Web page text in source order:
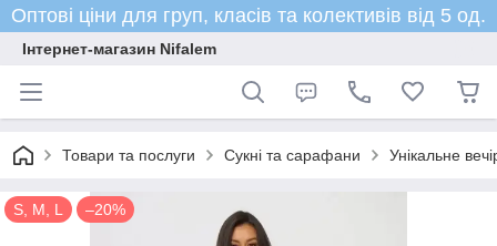
Оптові ціни для груп, класів та колективів від 5 од.
Інтернет-магазин Nifalem
Товари та послуги Сукні та сарафани Унікальне
S, M, L –20%